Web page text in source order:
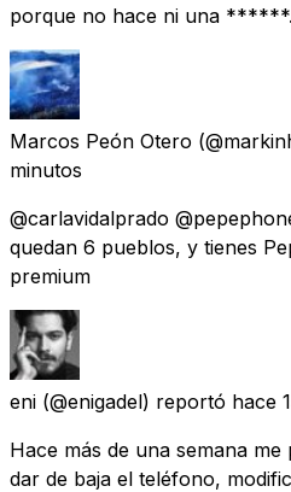
porque no hace ni una ******.
Marcos Peón Otero
minutos
@carlavidalprado
quedan 6 pueblos, y tienes
premium
eni (@enigadel) reportó hace
Hace más de una semana
dar de baja el teléfono,